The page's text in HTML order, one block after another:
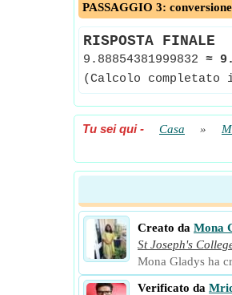
PASSAGGIO 3:
RISPOSTA FINALE
9.88854381999832 ≈
(Calcolo completato
Tu sei qui- Casa »
Creato da Mona
St Joseph's
Mona Gladys ha
Verificato da